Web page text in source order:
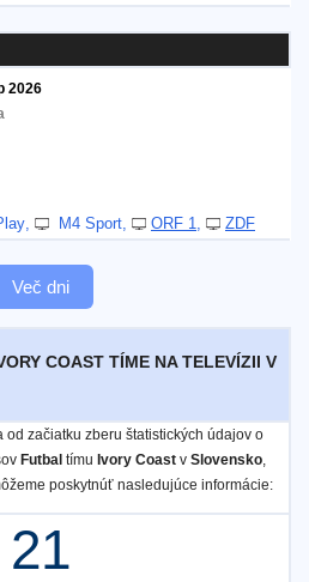
2026
M4 Sport ORF 1 ZDF
Več dni
COAST TÍME NA TELEVÍZII V
od začiatku zberu štatistických údajov o
Futbal tímu Ivory Coast v Slovensko,
poskytnúť nasledujúce informácie:
21